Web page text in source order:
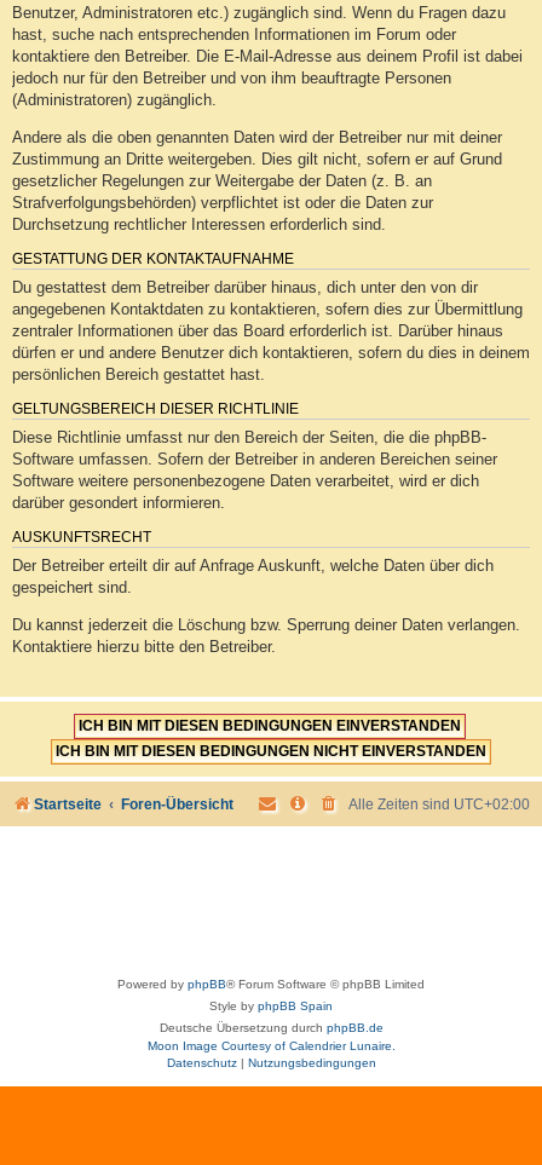
Benutzer, Administratoren etc.) zugänglich sind. Wenn du Fragen dazu
hast, suche nach entsprechenden Informationen im Forum oder
kontaktiere den Betreiber. Die E-Mail-Adresse aus deinem Profil ist dabei
jedoch nur für den Betreiber und von ihm beauftragte Personen
(Administratoren) zugänglich.
Andere als die oben genannten Daten wird der Betreiber nur mit deiner
Zustimmung an Dritte weitergeben. Dies gilt nicht, sofern er auf Grund
gesetzlicher Regelungen zur Weitergabe der Daten (z. B. an
Strafverfolgungsbehörden) verpflichtet ist oder die Daten zur
Durchsetzung rechtlicher Interessen erforderlich sind.
GESTATTUNG DER KONTAKTAUFNAHME
Du gestattest dem Betreiber darüber hinaus, dich unter den von dir
angegebenen Kontaktdaten zu kontaktieren, sofern dies zur Übermittlung
zentraler Informationen über das Board erforderlich ist. Darüber hinaus
dürfen er und andere Benutzer dich kontaktieren, sofern du dies in deinem
persönlichen Bereich gestattet hast.
GELTUNGSBEREICH DIESER RICHTLINIE
Diese Richtlinie umfasst nur den Bereich der Seiten, die die phpBB-
Software umfassen. Sofern der Betreiber in anderen Bereichen seiner
Software weitere personenbezogene Daten verarbeitet, wird er dich
darüber gesondert informieren.
AUSKUNFTSRECHT
Der Betreiber erteilt dir auf Anfrage Auskunft, welche Daten über dich
gespeichert sind.
Du kannst jederzeit die Löschung bzw. Sperrung deiner Daten verlangen.
Kontaktiere hierzu bitte den Betreiber.
Startseite Foren-Übersicht Alle Zeiten sind UTC+02:00
Powered by phpBB® Forum Software © phpBB Limited
Style by phpBB Spain
Deutsche Übersetzung durch phpBB.de
Moon Image Courtesy of Calendrier Lunaire.
Datenschutz| Nutzungsbedingungen